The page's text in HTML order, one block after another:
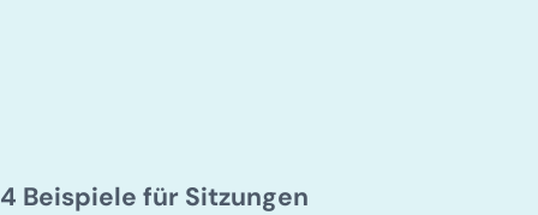
4 Beispiele für Sitzungen